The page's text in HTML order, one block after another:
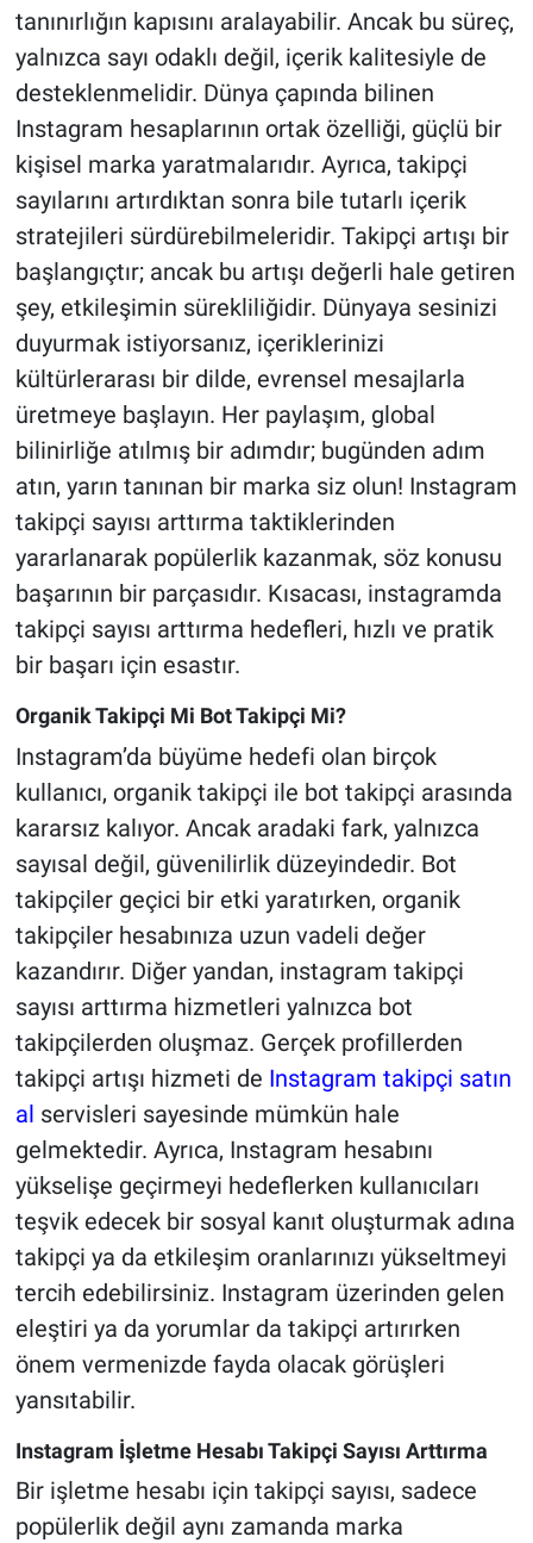
tanınırlığın kapısını aralayabilir. Ancak bu süreç,
yalnızca sayı odaklı değil, içerik kalitesiyle de
desteklenmelidir. Dünya çapında bilinen
Instagram hesaplarının ortak özelliği, güçlü bir
kişisel marka yaratmalarıdır. Ayrıca, takipçi
sayılarını artırdıktan sonra bile tutarlı içerik
stratejileri sürdürebilmeleridir. Takipçi artışı bir
başlangıçtır; ancak bu artışı değerli hale getiren
şey, etkileşimin sürekliliğidir. Dünyaya sesinizi
duyurmak istiyorsanız, içeriklerinizi
kültürlerarası bir dilde, evrensel mesajlarla
üretmeye başlayın. Her paylaşım, global
bilinirliğe atılmış bir adımdır; bugünden adım
atın, yarın tanınan bir marka siz olun! Instagram
takipçi sayısı arttırma taktiklerinden
yararlanarak popülerlik kazanmak, söz konusu
başarının bir parçasıdır. Kısacası, instagramda
takipçi sayısı arttırma hedefleri, hızlı ve pratik
bir başarı için esastır.
Organik Takipçi Mi Bot Takipçi Mi?
Instagram’da büyüme hedefi olan birçok
kullanıcı, organik takipçi ile bot takipçi arasında
kararsız kalıyor. Ancak aradaki fark, yalnızca
sayısal değil, güvenilirlik düzeyindedir. Bot
takipçiler geçici bir etki yaratırken, organik
takipçiler hesabınıza uzun vadeli değer
kazandırır. Diğer yandan, instagram takipçi
sayısı arttırma hizmetleri yalnızca bot
takipçilerden oluşmaz. Gerçek profillerden
takipçi artışı hizmeti de Instagram takipçi satın
al servisleri sayesinde mümkün hale
gelmektedir. Ayrıca, Instagram hesabını
yükselişe geçirmeyi hedeflerken kullanıcıları
teşvik edecek bir sosyal kanıt oluşturmak adına
takipçi ya da etkileşim oranlarınızı yükseltmeyi
tercih edebilirsiniz. Instagram üzerinden gelen
eleştiri ya da yorumlar da takipçi artırırken
önem vermenizde fayda olacak görüşleri
yansıtabilir.
Instagram İşletme Hesabı Takipçi Sayısı Arttırma
Bir işletme hesabı için takipçi sayısı, sadece
popülerlik değil aynı zamanda marka